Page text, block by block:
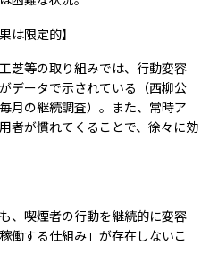
は限定的】
芝等の取り組みでは、行動変容
データで示されている（西柳公
月の継続調査）。また、常時ア
者が慣れてくることで、徐々に効
、喫煙者の行動を継続的に変容
働する仕組み」が存在しないこ